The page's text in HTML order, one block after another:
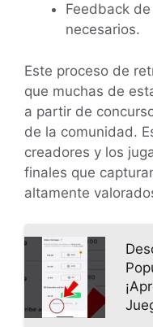
Feedback
necesarios.
Este proceso de
que muchas de
a partir de
de la comunidad.
creadores y los
finales que
altamente